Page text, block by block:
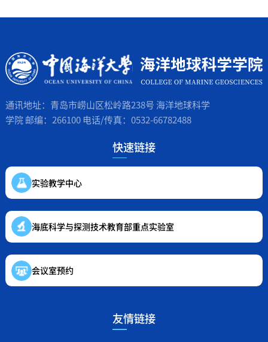
通讯地址：青岛市崂山区松岭路238号 海洋地球科学
学院 邮编：266100 电话/传真：0532-66782488
快速链接
实验教学中心
海底科学与探测技术教育部重点实验室
会议室预约
友情链接